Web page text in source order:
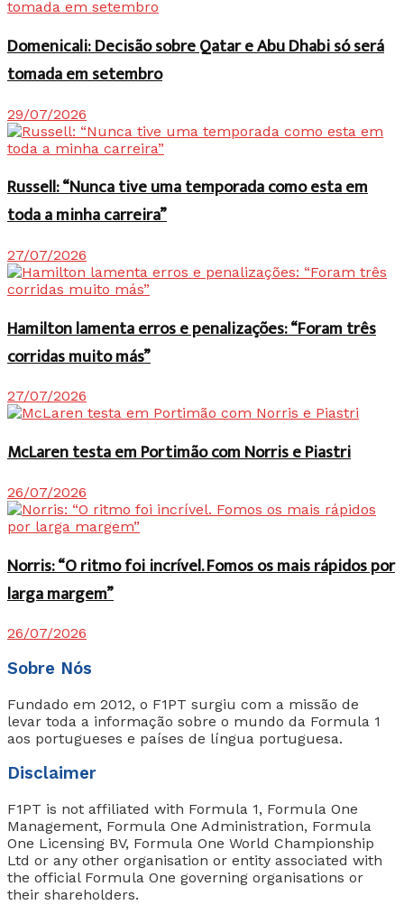
Domenicali: Decisão sobre Qatar e Abu Dhabi só será
tomada em setembro
29/07/2026
Russell: “Nunca tive uma temporada como esta em
toda a minha carreira”
27/07/2026
Hamilton lamenta erros e penalizações: “Foram três
corridas muito más”
27/07/2026
McLaren testa em Portimão com Norris e Piastri
26/07/2026
Norris: “O ritmo foi incrível. Fomos os mais rápidos por
larga margem”
26/07/2026
Sobre Nós
Fundado em 2012, o F1PT surgiu com a missão de
levar toda a informação sobre o mundo da Formula 1
aos portugueses e países de língua portuguesa.
Disclaimer
F1PT is not affiliated with Formula 1, Formula One
Management, Formula One Administration, Formula
One Licensing BV, Formula One World Championship
Ltd or any other organisation or entity associated with
the official Formula One governing organisations or
their shareholders.